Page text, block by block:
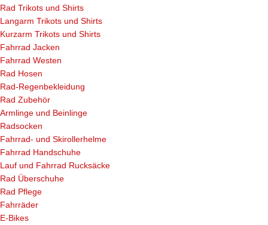
Rad Trikots und Shirts
Langarm Trikots und Shirts
Kurzarm Trikots und Shirts
Fahrrad Jacken
Fahrrad Westen
Rad Hosen
Rad-Regenbekleidung
Rad Zubehör
Armlinge und Beinlinge
Radsocken
Fahrrad- und Skirollerhelme
Fahrrad Handschuhe
Lauf und Fahrrad Rucksäcke
Rad Überschuhe
Rad Pflege
Fahrräder
E-Bikes